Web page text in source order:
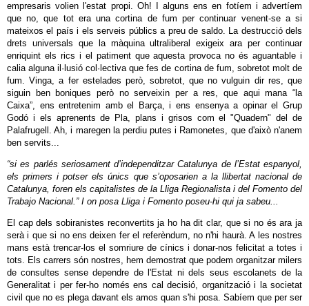
empresaris volien l'estat propi. Oh! I alguns ens en fotíem i advertíem
que no, que tot era una cortina de fum per continuar venent-se a si
mateixos el país i els serveis públics a preu de saldo. La destrucció dels
drets universals que la màquina ultraliberal exigeix ara per continuar
enriquint els rics i el patiment que aquesta provoca no és aguantable i
calia alguna il·lusió col·lectiva que fes de cortina de fum, sobretot molt de
fum. Vinga, a fer estelades però, sobretot, que no vulguin dir res, que
siguin ben boniques però no serveixin per a res, que aqui mana “la
Caixa”, ens entretenim amb el Barça, i ens ensenya a opinar el Grup
Godó i els aprenents de Pla, plans i grisos com el "Quadern" del de
Palafrugell. Ah, i maregen la perdiu putes i Ramonetes, que d'això n'anem
ben servits...
“si es parlés seriosament d’independitzar Catalunya de l’Estat espanyol,
els primers i potser els únics que s’oposarien a la llibertat nacional de
Catalunya, foren els capitalistes de la Lliga Regionalista i del Fomento del
Trabajo Nacional.” I on posa Lliga i Fomento poseu-hi qui ja sabeu...
El cap dels sobiranistes reconvertits ja ho ha dit clar, que si no és ara ja
serà i que si no ens deixen fer el referèndum, no n'hi haurà. A les nostres
mans està trencar-los el somriure de cínics i donar-nos felicitat a totes i
tots. Els carrers són nostres, hem demostrat que podem organitzar milers
de consultes sense dependre de l'Estat ni dels seus escolanets de la
Generalitat i per fer-ho només ens cal decisió, organització i la societat
civil que no es plega davant els amos quan s'hi posa. Sabíem que per ser